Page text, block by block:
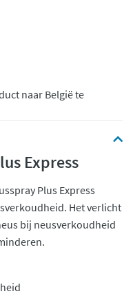
naar België te
Express
Plus Express
Het verlicht
bij neusverkoudheid